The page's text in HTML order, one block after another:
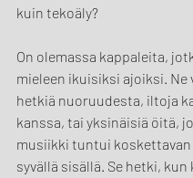
kuin tekoäly?
On olemassa kappaleita,
mieleen ikuisiksi ajoiksi. Ne
hetkiä nuoruudesta, iltoja
kanssa, tai yksinäisiä öitä,
musiikki tuntui
syvällä sisällä. Se hetki, kun